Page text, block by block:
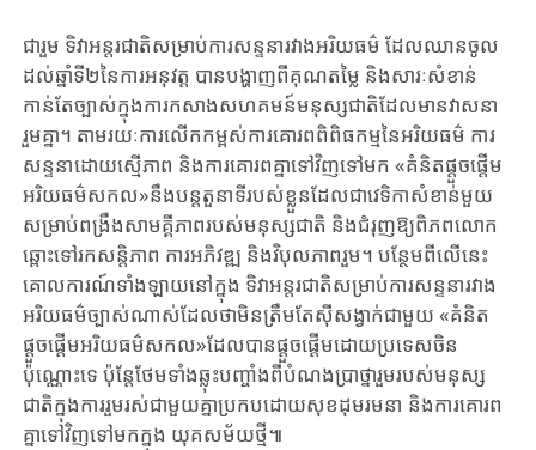
ជារួម ទិវាអន្តរជាតិសម្រាប់ការសន្ទនារវាងអរិយធម៌ ដែលឈានចូល
ដល់ឆ្នាំទី២នៃការអនុវត្ត បានបង្ហាញពីគុណតម្លៃ និងសារៈសំខាន់
កាន់តែច្បាស់ក្នុងការកសាងសហគមន៍មនុស្សជាតិដែលមានវាសនា
រួមគ្នា។ តាមរយៈការលើកកម្ពស់ការគោរពពិពិធកម្មនៃអរិយធម៌ ការ
សន្ទនាដោយស្មើភាព និងការគោរពគ្នាទៅវិញទៅមក «គំនិតផ្ដួចផ្ដើម
អរិយធម៌សកល»នឹងបន្តតួនាទីរបស់ខ្លួនដែលជាវេទិកាសំខាន់មួយ
សម្រាប់ពង្រឹងសាមគ្គីភាពរបស់មនុស្សជាតិ និងជំរុញឱ្យពិភពលោក
ឆ្ពោះទៅរកសន្តិភាព ការអភិវឌ្ឍ និងវិបុលភាពរួម។ បន្ថែមពីលើនេះ
គោលការណ៍ទាំងឡាយនៅក្នុង ទិវាអន្តរជាតិសម្រាប់ការសន្ទនារវាង
អរិយធម៌ច្បាស់ណាស់ដែលថាមិនត្រឹមតែស៊ីសង្វាក់ជាមួយ «គំនិត
ផ្ដួចផ្ដើមអរិយធម៌សកល»ដែលបានផ្តួចផ្តើមដោយប្រទេសចិន
ប៉ុណ្ណោះទេ ប៉ុន្តែថែមទាំងឆ្លុះបញ្ចាំងពីបំណងប្រាថ្នារួមរបស់មនុស្ស
ជាតិក្នុងការរួមរស់ជាមួយគ្នាប្រកបដោយសុខដុមរមនា និងការគោរព
គ្នាទៅវិញទៅមកក្នុង យុគសម័យថ្មី៕